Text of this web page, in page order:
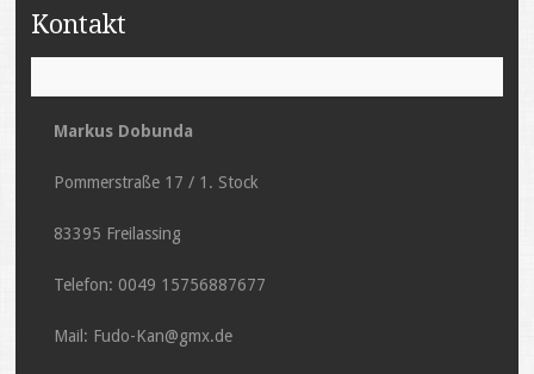
Kontakt
Markus Dobunda
Pommerstraße 17 / 1. Stock
83395 Freilassing
Telefon: 0049 15756887677
Mail: Fudo-Kan@gmx.de